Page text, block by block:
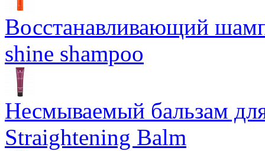
Восстанавливающий
shine shampoo
Несмываемый бальзам
Straightening Balm